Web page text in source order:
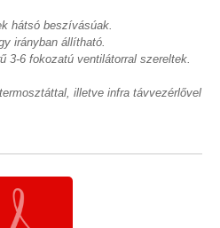
hátsó beszívásúak.
irányban állítható.
3-6 fokozatú ventilátorral szereltek.
illetve infra távvezérlővel